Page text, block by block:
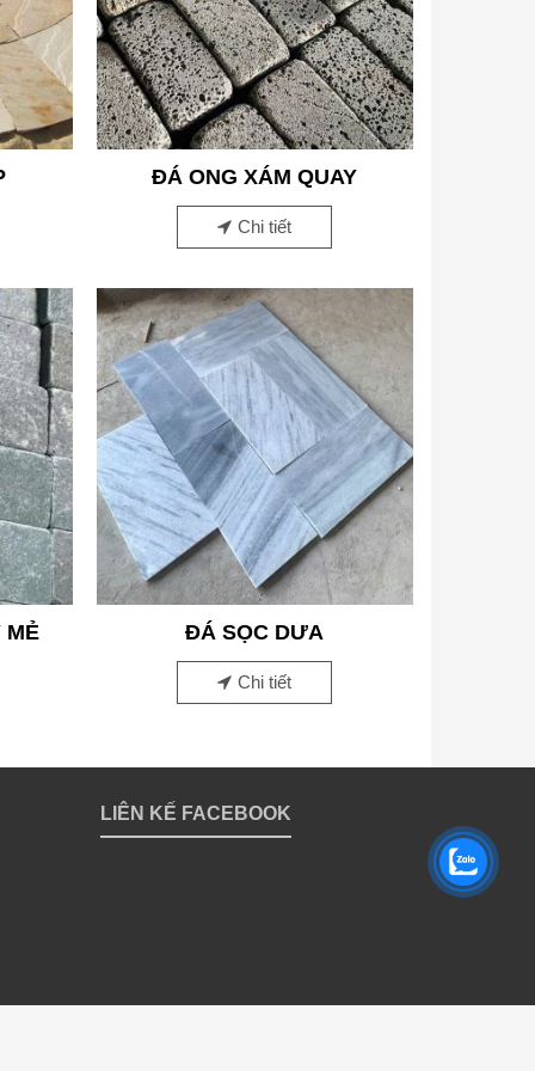
ĐÁ ONG XÁM QUAY
Chi tiết
MẺ ĐÁ SỌC DƯA
Chi tiết
LIÊN KẾ FACEBOOK